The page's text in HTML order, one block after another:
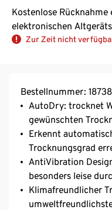
Kostenlose Rücknahme
elektronischen
Zur Zeit nicht
Bestellnummer:
AutoDry: trocknet
gewünschten
Erkennt
Trocknungsgrad
AntiVibration
besonders leise
Klimafreundlicher